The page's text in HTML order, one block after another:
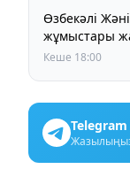
Өзбекәлі
жұмыстары
Кеше 18:00
Telegram